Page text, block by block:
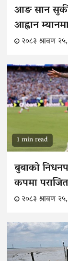
आङ सान
आह्वान
२०८३ श्रावण
1 min read
बुबाको
कपमा पराजित
२०८३ श्रावण